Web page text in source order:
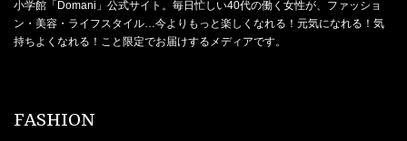
小学館「Domani」公式サイト。毎日忙しい40代の働く女性が、ファッショ
ン・美容・ライフスタイル…今よりもっと楽しくなれる！元気になれる！気
持ちよくなれる！こと限定でお届けするメディアです。
FASHION